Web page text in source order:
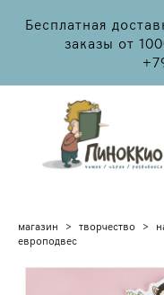
Бесплатная
заказы от
магазин > творчество >
европодвес